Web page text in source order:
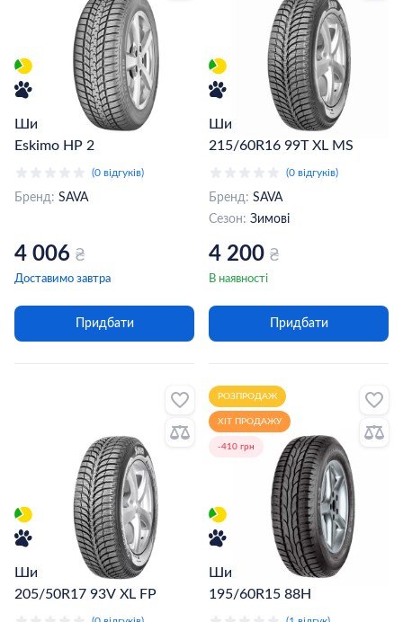
Шина 205/55R16 91H Sava
Eskimo HP 2
(0 відгуків)
Бренд: SAVA
4 006 ₴
Доставимо завтра
Придбати
Шина Sava Eskimo Ice
215/60R16 99T XL MS
(0 відгуків)
Бренд: SAVA
Сезон: Зимові
4 200 ₴
В наявності
Придбати
Шина Sava Eskimo HP
205/50R17 93V XL FP
РОЗПРОДАЖ
ХІТ ПРОДАЖУ
-410 грн
Шина Sava Intensa HP
195/60R15 88H